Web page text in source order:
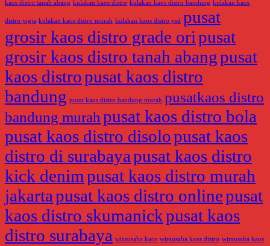
kaos distro tanah abang kulakan kaos distro kulakan kaos distro bandung kulakan kaos
distro jogja kulakan kaos distro murah kulakan kaos distro psd pusat
grosir kaos distro grade oripusat
grosir kaos distro tanah abangpusat
kaos distropusat kaos distro
bandung pusat kaos distro bandung murah pusatkaos distro
bandung murah pusat kaos distro bola
pusat kaos distro disolopusat kaos
distro di surabayapusat kaos distro
kick denimpusat kaos distro murah
jakartapusat kaos distro onlinepusat
kaos distro skumanickpusat kaos
distro surabaya wirausaha kaos wirausaha kaos distro wirausaha kaos